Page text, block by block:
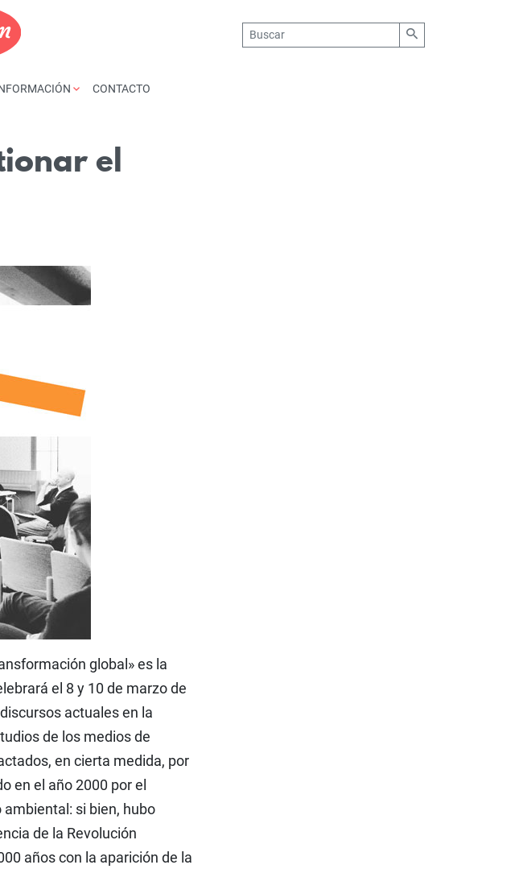
CONTACTO
el
global» es la
el 8 y 10 de marzo de
actuales en la
de los medios de
en cierta medida, por
en el año 2000 por el
si bien, hubo
de la Revolución
años con la aparición de la